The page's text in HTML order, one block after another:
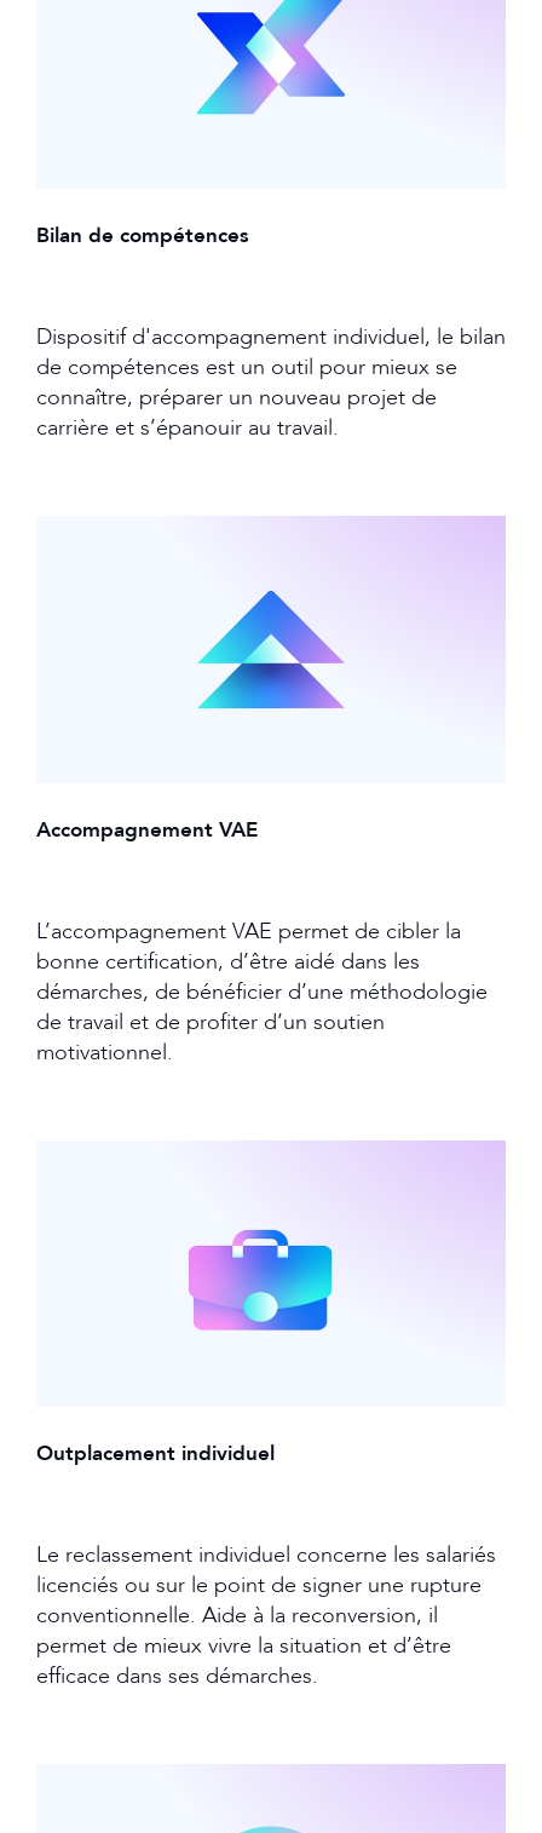
Bilan de compétences
Dispositif d'accompagnement individuel, le bilan
de compétences est un outil pour mieux se
connaître, préparer un nouveau projet de
carrière et s’épanouir au travail.
Accompagnement VAE
L’accompagnement VAE permet de cibler la
bonne certification, d’être aidé dans les
démarches, de bénéficier d’une méthodologie
de travail et de profiter d’un soutien
motivationnel.
Outplacement individuel
Le reclassement individuel concerne les salariés
licenciés ou sur le point de signer une rupture
conventionnelle. Aide à la reconversion, il
permet de mieux vivre la situation et d’être
efficace dans ses démarches.